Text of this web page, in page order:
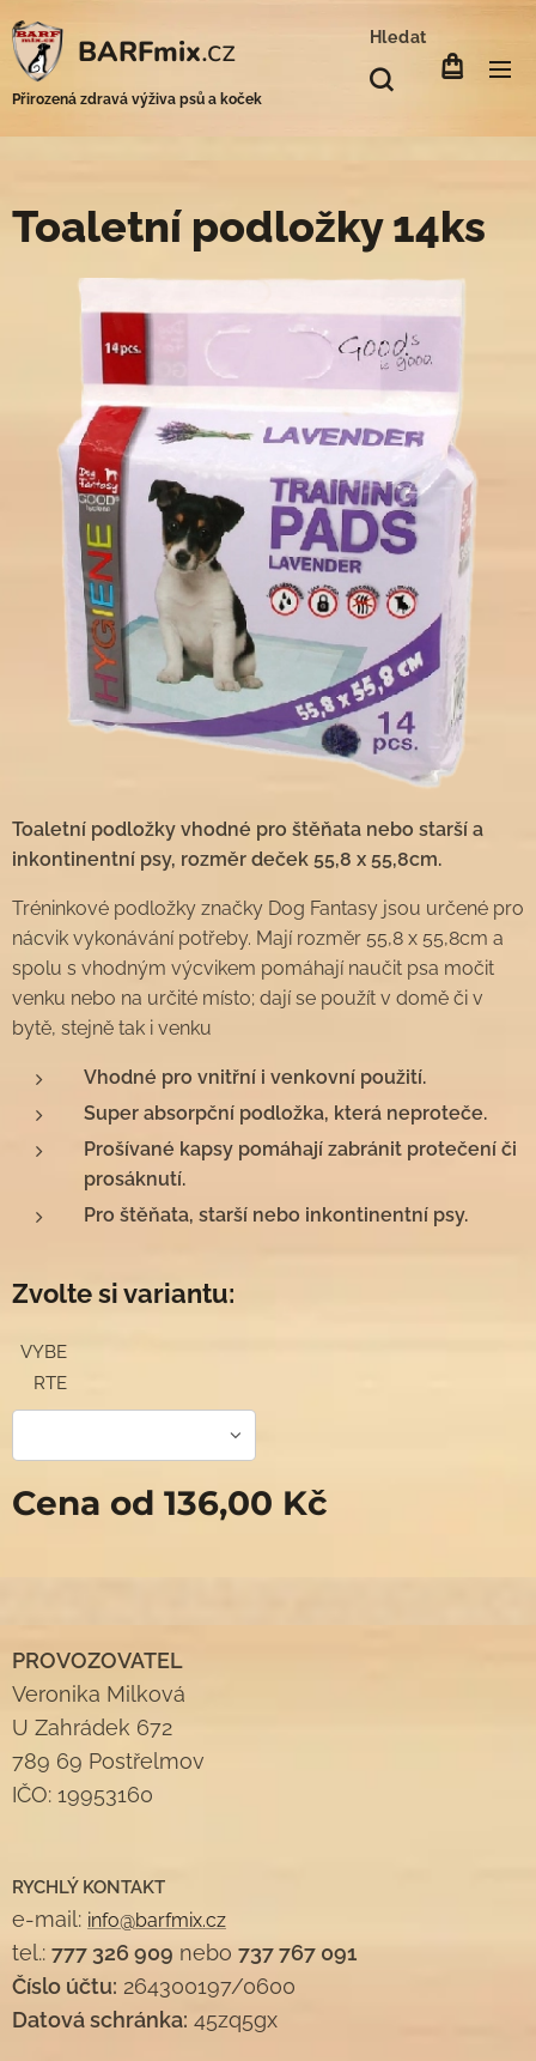
BARFmix.cz
Přirozená zdravá výživa psů a koček
Hledat
Toaletní podložky 14ks
Toaletní podložky vhodné pro štěňata nebo starší a
inkontinentní psy, rozměr deček 55,8 x 55,8cm.
Tréninkové podložky značky Dog Fantasy jsou určené pro
nácvik vykonávání potřeby. Mají rozměr 55,8 x 55,8cm a
spolu s vhodným výcvikem pomáhají naučit psa močit
venku nebo na určité místo; dají se použít v domě či v
bytě, stejně tak i venku
Vhodné pro vnitřní i venkovní použití.
Super absorpční podložka, která neproteče.
Prošívané kapsy pomáhají zabránit protečení či
prosáknutí.
Pro štěňata, starší nebo inkontinentní psy.
Zvolte si variantu:
VYBE
RTE
Cena od 136,00 Kč
PROVOZOVATEL
Veronika Milková
U Zahrádek 672
789 69 Postřelmov
IČO: 19953160
RYCHLÝ KONTAKT
e-mail: info@barfmix.cz
tel.: 777 326 909 nebo 737 767 091
Číslo účtu: 264300197/0600
Datová schránka: 45zq5gx